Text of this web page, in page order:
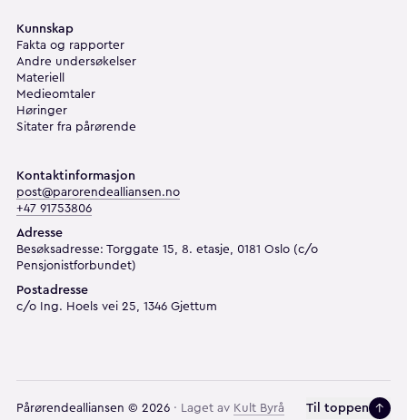
Kunnskap
Fakta og rapporter
Andre undersøkelser
Materiell
Medieomtaler
Høringer
Sitater fra pårørende
Kontaktinformasjon
post@parorendealliansen.no
+47 91753806
Adresse
Besøksadresse: Torggate 15, 8. etasje, 0181 Oslo (c/o
Pensjonistforbundet)
Postadresse
c/o Ing. Hoels vei 25, 1346 Gjettum
Pårørendealliansen © 2026 · Laget av Kult Byrå Til toppen